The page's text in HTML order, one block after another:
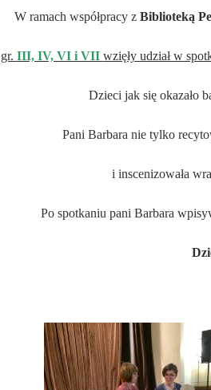
W ramach współpracy z Biblioteką
gr. III, IV, VI i VII wzięły udział w
Dzieci jak się okazało
Pani Barbara nie tylko
i inscenizowała
Po spotkaniu pani Barbara